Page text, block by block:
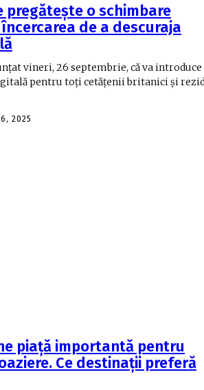
pregătește o schimbare
de a descuraja
vineri, 26 septembrie, că va introduce
pentru toți cetățenii britanici și
2025
piață importantă pentru
Ce destinații preferă